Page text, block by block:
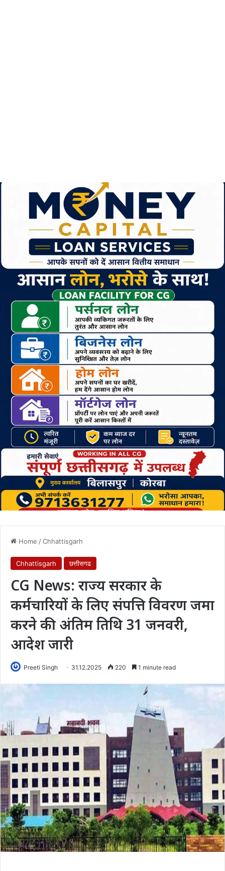
Home /Chhattisgarh
Chhattisgarh छत्तीसगढ
CG News: राज्य सरकार के
कर्मचारियों के लिए संपत्ति विवरण जमा
करने की अंतिम तिथि 31 जनवरी,
आदेश जारी
Preeti Singh 31.12.2025 220 1 minute read